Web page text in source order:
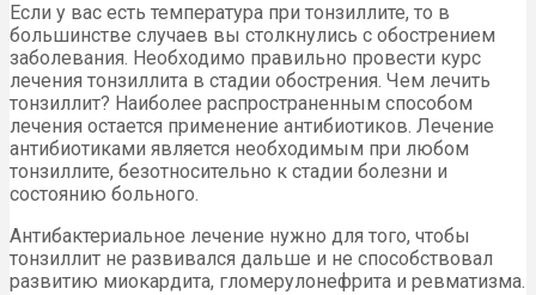
Если у вас есть температура при тонзиллите, то в
большинстве случаев вы столкнулись с обострением
заболевания. Необходимо правильно провести курс
лечения тонзиллита в стадии обострения. Чем лечить
тонзиллит? Наиболее распространенным способом
лечения остается применение антибиотиков. Лечение
антибиотиками является необходимым при любом
тонзиллите, безотносительно к стадии болезни и
состоянию больного.
Антибактериальное лечение нужно для того, чтобы
тонзиллит не развивался дальше и не способствовал
развитию миокардита, гломерулонефрита и ревматизма.